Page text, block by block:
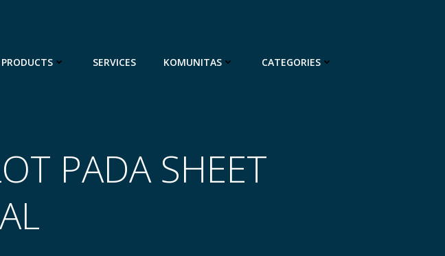
PRODUCTS SERVICES KOMUNITAS CATEGORIES
PADA SHEET